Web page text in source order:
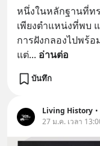
หนึ่งในหลักฐานที่ท
เพียงตำแหน่งที่พบ
การฝังกลองไปพร้
แต่... อ่านต่อ
บันทึก
Living History •
27 ม.ค. เวลา